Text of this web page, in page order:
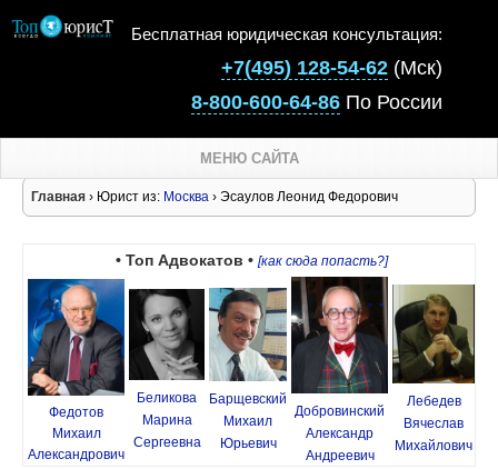
Бесплатная юридическая консультация:
+7(495) 128-54-62 (Мск)
8-800-600-64-86 По России
МЕНЮ САЙТА
Главная › Юрист из: Москва › Эсаулов Леонид Федорович
• Топ Адвокатов • [как сюда попасть?]
Федотов
Михаил
Александрович
Беликова
Марина
Сергеевна
Барщевский
Михаил
Юрьевич
Добровинский
Александр
Андреевич
Лебедев
Вячеслав
Михайлович